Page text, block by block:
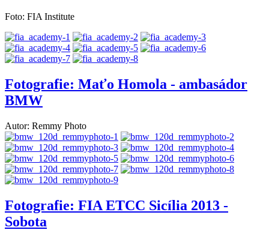
Foto: FIA Institute
Fotografie: Maťo Homola - ambasádor
BMW
Autor: Remmy Photo
Fotografie: FIA ETCC Sicília 2013 -
Sobota